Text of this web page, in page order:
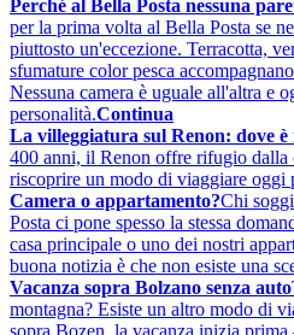
Perché al Bella Posta nessuna
per la prima volta al Bella Posta se
piuttosto un'eccezione. Terracotta,
sfumature color pesca
Nessuna camera è uguale all'altra e
personalità.Continua
La villeggiatura sul Renon: dove è
400 anni, il Renon offre rifugio dalla
riscoprire un modo di viaggiare oggi
Camera o appartamento?Chi
Posta ci pone spesso la stessa
casa principale o uno dei nostri
buona notizia è che non esiste una
Vacanza sopra Bolzano senza auto
montagna? Esiste un altro modo di
sopra Bozen, la vacanza inizia